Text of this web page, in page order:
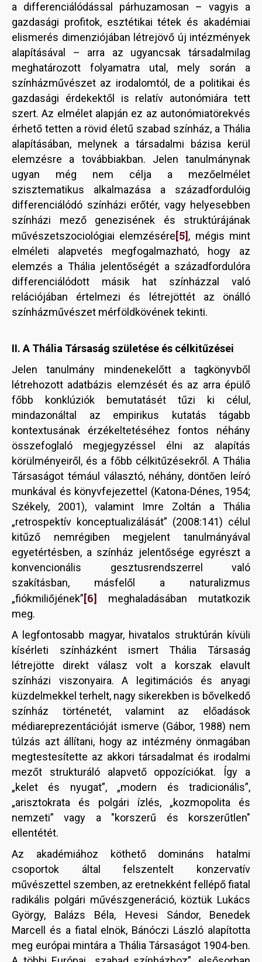
a differenciálódással párhuzamosan – vagyis a
gazdasági profitok, esztétikai tétek és akadémiai
elismerés dimenziójában létrejövő új intézmények
alapításával – arra az ugyancsak társadalmilag
meghatározott folyamatra utal, mely során a
színházművészet az irodalomtól, de a politikai és
gazdasági érdekektől is relatív autonómiára tett
szert. Az elmélet alapján ez az autonómiatörekvés
érhető tetten a rövid életű szabad színház, a Thália
alapításában, melynek a társadalmi bázisa kerül
elemzésre a továbbiakban. Jelen tanulmánynak
ugyan még nem célja a mezőelmélet
szisztematikus alkalmazása a századfordulóig
differenciálódó színházi erőtér, vagy helyesebben
színházi mező genezisének és struktúrájának
művészetszociológiai elemzésére[5], mégis mint
elméleti alapvetés megfogalmazható, hogy az
elemzés a Thália jelentőségét a századfordulóra
differenciálódott másik hat színházzal való
relációjában értelmezi és létrejöttét az önálló
színházművészet mérföldkövének tekinti.
II. A Thália Társaság születése és célkitűzései
Jelen tanulmány mindenekelőtt a tagkönyvből
létrehozott adatbázis elemzését és az arra épülő
főbb konklúziók bemutatásét tűzi ki célul,
mindazonáltal az empirikus kutatás tágabb
kontextusának érzékeltetéséhez fontos néhány
összefoglaló megjegyzéssel élni az alapítás
körülményeiről, és a főbb célkitűzésekről. A Thália
Társaságot témául választó, néhány, döntően leíró
munkával és könyvfejezettel (Katona-Dénes, 1954;
Székely, 2001), valamint Imre Zoltán a Thália
„retrospektív konceptualizálását” (2008:141) célul
kitűző nemrégiben megjelent tanulmányával
egyetértésben, a színház jelentősége egyrészt a
konvencionális gesztusrendszerrel való
szakításban, másfelől a naturalizmus
„fiókmiliőjének”[6] meghaladásában mutatkozik
meg.
A legfontosabb magyar, hivatalos struktúrán kívüli
kísérleti színházként ismert Thália Társaság
létrejötte direkt válasz volt a korszak elavult
színházi viszonyaira. A legitimációs és anyagi
küzdelmekkel terhelt, nagy sikerekben is bővelkedő
színház történetét, valamint az előadások
médiareprezentációját ismerve (Gábor, 1988) nem
túlzás azt állítani, hogy az intézmény önmagában
megtestesítette az akkori társadalmat és irodalmi
mezőt strukturáló alapvető oppozíciókat. Így a
„kelet és nyugat”, „modern és tradicionális”,
„arisztokrata és polgári ízlés, „kozmopolita és
nemzeti” vagy a "korszerű és korszerűtlen"
ellentétét.
Az akadémiához köthető domináns hatalmi
csoportok által felszentelt konzervatív
művészettel szemben, az eretnekként fellépő fiatal
radikális polgári művészgeneráció, köztük Lukács
György, Balázs Béla, Hevesi Sándor, Benedek
Marcell és a fiatal elnök, Bánóczi László alapította
meg európai mintára a Thália Társaságot 1904-ben.